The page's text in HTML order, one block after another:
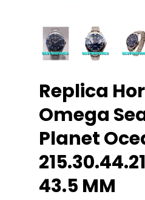
Replica
Omega
Planet
43.5 MM